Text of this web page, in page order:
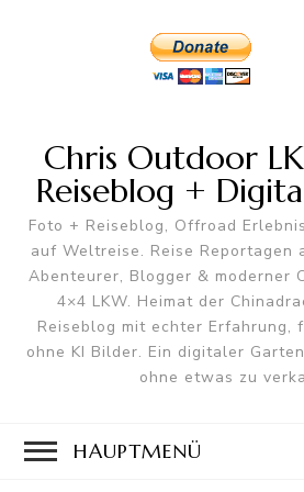
Chris Outdoor
Reiseblog +
Foto + Reiseblog, Offroad
auf Weltreise. Reise Reportagen
Abenteurer, Blogger & moderner
4×4 LKW. Heimat der
Reiseblog mit echter Erfahrung,
ohne KI Bilder. Ein digitaler
ohne etwas zu
HAUPTMENÜ